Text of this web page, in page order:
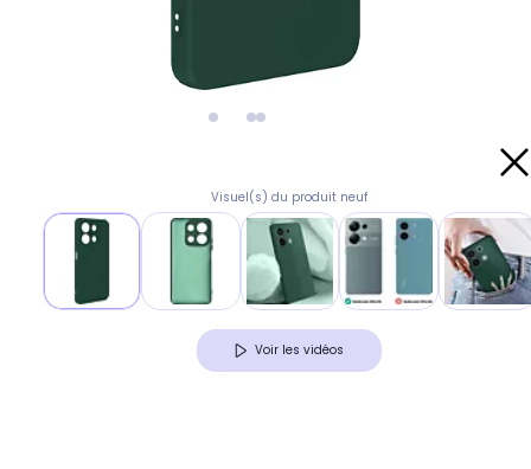
Visuel(s) du produit neuf
Voir les vidéos